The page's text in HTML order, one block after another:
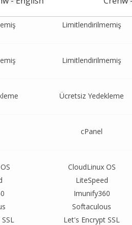
Limitlendirilmemiş
Limitlendirilmemiş
Ücretsiz Yedekleme
cPanel
CloudLinux OS
LiteSpeed
Imunify360
Softaculous
Let's Encrypt SSL